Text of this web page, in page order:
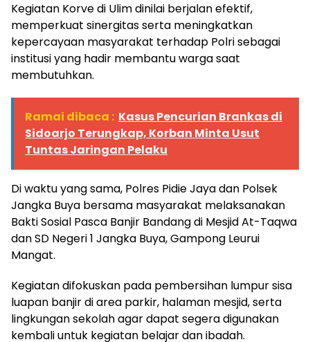
Kegiatan Korve di Ulim dinilai berjalan efektif,
memperkuat sinergitas serta meningkatkan
kepercayaan masyarakat terhadap Polri sebagai
institusi yang hadir membantu warga saat
membutuhkan.
Ramai dibaca : Kasus Pencurian Brankas di
Sidoarjo Terungkap, Korban Minta Usut
Tuntas Jaringan Pelaku
Di waktu yang sama, Polres Pidie Jaya dan Polsek
Jangka Buya bersama masyarakat melaksanakan
Bakti Sosial Pasca Banjir Bandang di Mesjid At-Taqwa
dan SD Negeri 1 Jangka Buya, Gampong Leurui
Mangat.
Kegiatan difokuskan pada pembersihan lumpur sisa
luapan banjir di area parkir, halaman mesjid, serta
lingkungan sekolah agar dapat segera digunakan
kembali untuk kegiatan belajar dan ibadah.